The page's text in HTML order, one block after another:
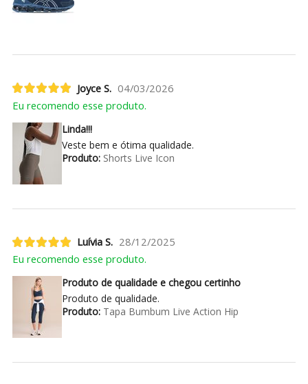
Joyce S. 04/03/2026
Eu recomendo esse produto.
Linda!!!
Veste bem e ótima qualidade.
Produto:Shorts Live Icon
Luívia S. 28/12/2025
Eu recomendo esse produto.
Produto de qualidade e chegou certinho
Produto de qualidade.
Produto:Tapa Bumbum Live Action Hip